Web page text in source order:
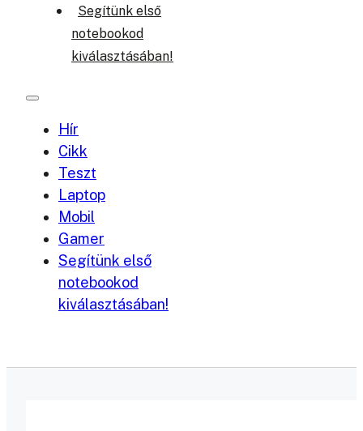
Segítünk első
notebookod
kiválasztásában!
Hír
Cikk
Teszt
Laptop
Mobil
Gamer
Segítünk első
notebookod
kiválasztásában!